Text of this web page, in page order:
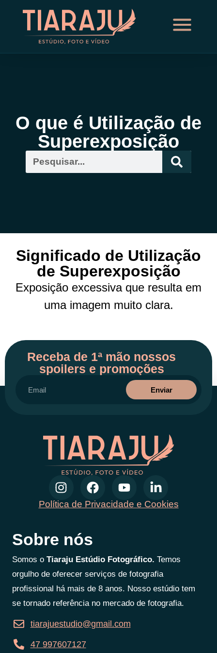
O que é Utilização de
Superexposição
Significado de Utilização
de Superexposição
Exposição excessiva que resulta em
uma imagem muito clara.
Receba de 1ª mão nossos
spoilers e promoções
Enviar
Política de Privacidade e Cookies
Sobre nós
Somos o Tiaraju Estúdio Fotográfico. Temos
orgulho de oferecer serviços de fotografia
profissional há mais de 8 anos. Nosso estúdio tem
se tornado referência no mercado de fotografia.
tiarajuestudio@gmail.com
47 997607127